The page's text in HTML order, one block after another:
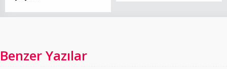
Benzer Yazılar